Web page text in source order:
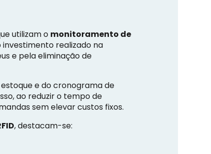
utilizam o monitoramento de
realizado na
e pela eliminação de
e do cronograma de
ao reduzir o tempo de
sem elevar custos fixos.
, destacam-se: